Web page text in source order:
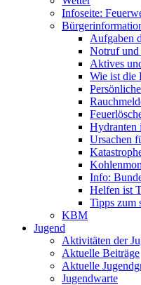
Infoseite:
Aufgaben
Notruf und
Aktives
Wie ist die
Hydranten
Ursachen
Info:
Helfen ist
Tipps zum
KBM
Jugend
Aktivitäten der
Aktuelle Beiträge
Aktuelle
Jugendwarte